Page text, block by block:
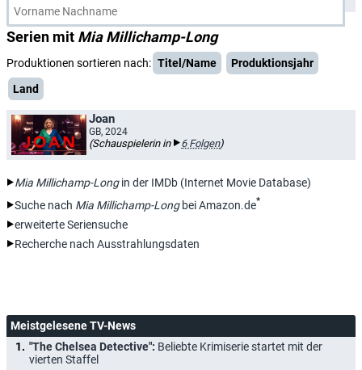
Serien mit Mia Millichamp-Long
Produktionen sortieren nach: Titel/Name
Produktionsjahr
Land
Joan
GB, 2024
(Schauspielerin in 6 Folgen)
Mia Millichamp-Longin der IMDb (Internet Movie Database)
Suche nach Mia Millichamp-Longbei Amazon.de*
erweiterte Seriensuche
Recherche nach Ausstrahlungsdaten
Meistgelesene TV-News
"The Chelsea Detective": Beliebte Krimiserie startet mit der
vierten Staffel